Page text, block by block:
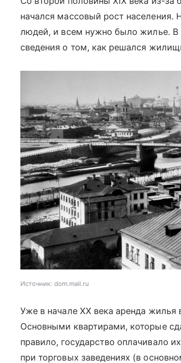
начался массовый рост населения.
людей, и всем нужно было жилье. В
сведения о том, как решался
Источник: dom.mail.ru
Уже в начале ХХ века аренда
Основными квартирами, которые
правило, государство оплачивало
при торговых заведениях (в